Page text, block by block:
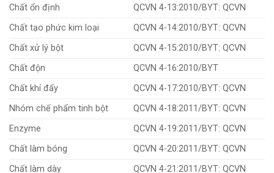
Chất ổn định
QCVN 4-13:2010/BYT: QCVN
Chất tạo phức kim loại
QCVN 4-14:2010/BYT: QCVN
Chất xử lý bột
QCVN 4-15:2010/BYT: QCVN
Chất độn
QCVN 4-16:2010/BYT
Chất khí đẩy
QCVN 4-17:2010/BYT: QCVN
Nhóm chế phẩm tinh bột
QCVN 4-18:2011/BYT: QCVN
Enzyme
QCVN 4-19:2011/BYT: QCVN
Chất làm bóng
QCVN 4-20:2011/BYT: QCVN
Chất làm dày
QCVN 4-21:2011/BYT: QCVN